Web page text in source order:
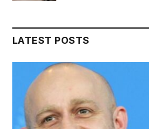
LATEST POSTS